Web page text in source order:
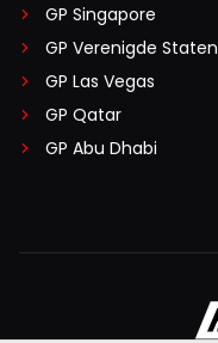
GP Singapore
GP Verenigde Staten
GP Las Vegas
GP Qatar
GP Abu Dhabi